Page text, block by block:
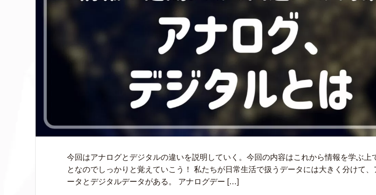
今回はアナログとデジタルの違いを説明していく。今回の内容はこれから情報を学ぶ上
となのでしっかりと覚えていこう！ 私たちが日常生活で扱うデータには大きく分けて、
ータとデジタルデータがある。 アナログデー […]